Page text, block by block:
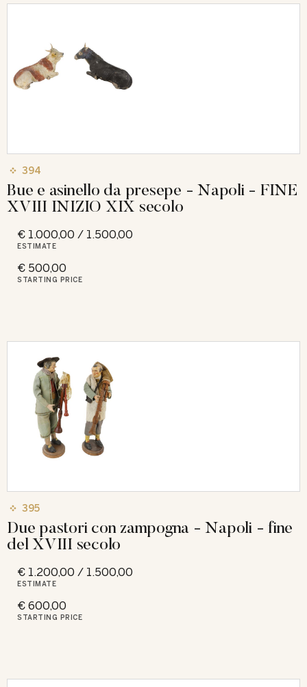
394
Bue e asinello da presepe - Napoli - FINE
XVIII INIZIO XIX secolo
€ 1.000,00 / 1.500,00
ESTIMATE
€ 500,00
STARTING PRICE
395
Due pastori con zampogna - Napoli - fine
del XVIII secolo
€ 1.200,00 / 1.500,00
ESTIMATE
€ 600,00
STARTING PRICE